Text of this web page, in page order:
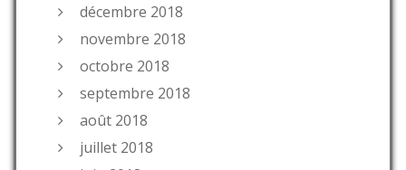
décembre 2018
novembre 2018
octobre 2018
septembre 2018
août 2018
juillet 2018